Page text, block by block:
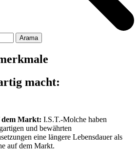
Arama
macht:
dem Markt: I.S.T.-Molche haben
und bewährten
eine längere Lebensdauer als
auf dem Markt.